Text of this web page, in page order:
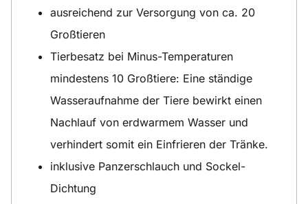
ausreichend zur Versorgung von ca. 20
Großtieren
Tierbesatz bei Minus-Temperaturen
mindestens 10 Großtiere: Eine ständige
Wasseraufnahme der Tiere bewirkt einen
Nachlauf von erdwarmem Wasser und
verhindert somit ein Einfrieren der Tränke.
inklusive Panzerschlauch und Sockel-
Dichtung